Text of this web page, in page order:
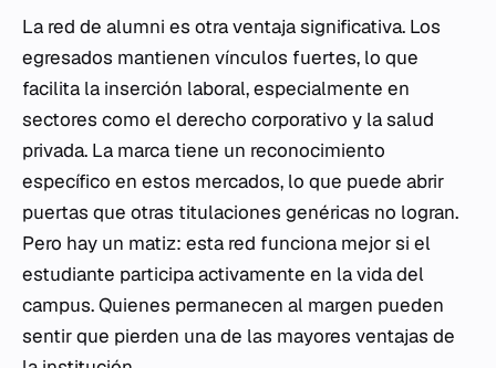
La red de alumni es otra ventaja significativa. Los
egresados mantienen vínculos fuertes, lo que
facilita la inserción laboral, especialmente en
sectores como el derecho corporativo y la salud
privada. La marca tiene un reconocimiento
específico en estos mercados, lo que puede abrir
puertas que otras titulaciones genéricas no logran.
Pero hay un matiz: esta red funciona mejor si el
estudiante participa activamente en la vida del
campus. Quienes permanecen al margen pueden
sentir que pierden una de las mayores ventajas de